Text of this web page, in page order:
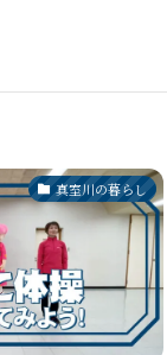
真室川の暮らし